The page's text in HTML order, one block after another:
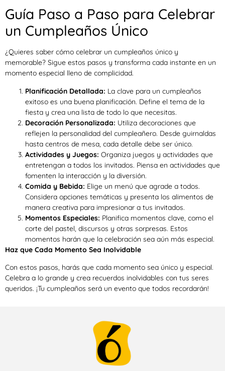
Guía Paso a Paso para Celebrar
un Cumpleaños Único
¿Quieres saber cómo celebrar un cumpleaños único y
memorable? Sigue estos pasos y transforma cada instante en un
momento especial lleno de complicidad.
Planificación Detallada: La clave para un cumpleaños
exitoso es una buena planificación. Define el tema de la
fiesta y crea una lista de todo lo que necesitas.
Decoración Personalizada: Utiliza decoraciones que
reflejen la personalidad del cumpleañero. Desde guirnaldas
hasta centros de mesa, cada detalle debe ser único.
Actividades y Juegos: Organiza juegos y actividades que
entretengan a todos los invitados. Piensa en actividades que
fomenten la interacción y la diversión.
Comida y Bebida: Elige un menú que agrade a todos.
Considera opciones temáticas y presenta los alimentos de
manera creativa para impresionar a tus invitados.
Momentos Especiales: Planifica momentos clave, como el
corte del pastel, discursos y otras sorpresas. Estos
momentos harán que la celebración sea aún más especial.
Haz que Cada Momento Sea Inolvidable
Con estos pasos, harás que cada momento sea único y especial.
Celebra a lo grande y crea recuerdos inolvidables con tus seres
queridos. ¡Tu cumpleaños será un evento que todos recordarán!